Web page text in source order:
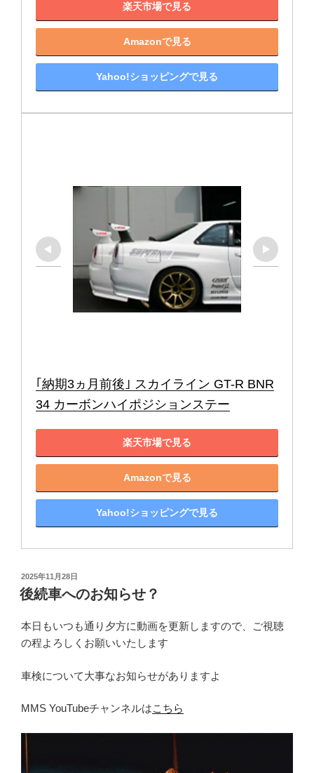
楽天市場で見る
Amazonで見る
Yahoo!ショッピングで見る
｢納期3ヵ月前後｣ スカイライン GT-R BNR
34 カーボンハイポジションステー
楽天市場で見る
Amazonで見る
Yahoo!ショッピングで見る
投
稿
日:
2025年11月28日
後続車へのお知らせ？
本日もいつも通り夕方に動画を更新しますので、ご視聴
の程よろしくお願いいたします
車検について大事なお知らせがありますよ
MMS YouTubeチャンネルはこちら